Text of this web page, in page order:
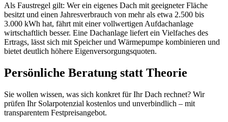
Als Faustregel gilt: Wer ein eigenes Dach mit geeigneter Fläche
besitzt und einen Jahresverbrauch von mehr als etwa 2.500 bis
3.000 kWh hat, fährt mit einer vollwertigen Aufdachanlage
wirtschaftlich besser. Eine Dachanlage liefert ein Vielfaches des
Ertrags, lässt sich mit Speicher und Wärmepumpe kombinieren und
bietet deutlich höhere Eigenversorgungsquoten.
Persönliche Beratung statt Theorie
Sie wollen wissen, was sich konkret für Ihr Dach rechnet? Wir
prüfen Ihr Solarpotenzial kostenlos und unverbindlich – mit
transparentem Festpreisangebot.